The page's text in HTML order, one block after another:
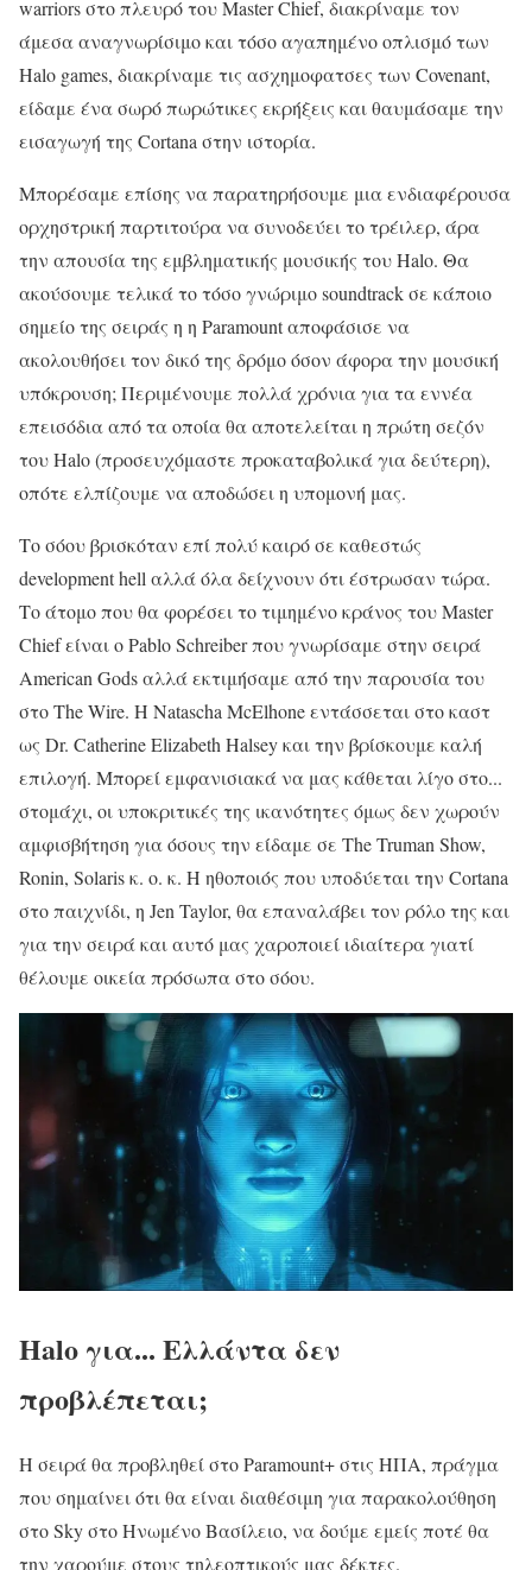
warriors στο πλευρό του Master Chief, διακρίναμε τον
άμεσα αναγνωρίσιμο και τόσο αγαπημένο οπλισμό των
Halo games, διακρίναμε τις ασχημοφατσες των Covenant,
είδαμε ένα σωρό πωρώτικες εκρήξεις και θαυμάσαμε την
εισαγωγή της Cortana στην ιστορία.
Μπορέσαμε επίσης να παρατηρήσουμε μια ενδιαφέρουσα
ορχηστρική παρτιτούρα να συνοδεύει το τρέιλερ, άρα
την απουσία της εμβληματικής μουσικής του Halo. Θα
ακούσουμε τελικά το τόσο γνώριμο soundtrack σε κάποιο
σημείο της σειράς η η Paramount αποφάσισε να
ακολουθήσει τον δικό της δρόμο όσον άφορα την μουσική
υπόκρουση; Περιμένουμε πολλά χρόνια για τα εννέα
επεισόδια από τα οποία θα αποτελείται η πρώτη σεζόν
του Halo (προσευχόμαστε προκαταβολικά για δεύτερη),
οπότε ελπίζουμε να αποδώσει η υπομονή μας.
Το σόου βρισκόταν επί πολύ καιρό σε καθεστώς
development hell αλλά όλα δείχνουν ότι έστρωσαν τώρα.
Το άτομο που θα φορέσει το τιμημένο κράνος του Master
Chief είναι ο Pablo Schreiber που γνωρίσαμε στην σειρά
American Gods αλλά εκτιμήσαμε από την παρουσία του
στο The Wire. Η Natascha McElhone εντάσσεται στο καστ
ως Dr. Catherine Elizabeth Halsey και την βρίσκουμε καλή
επιλογή. Μπορεί εμφανισιακά να μας κάθεται λίγο στο...
στομάχι, οι υποκριτικές της ικανότητες όμως δεν χωρούν
αμφισβήτηση για όσους την είδαμε σε The Truman Show,
Ronin, Solaris κ. ο. κ. Η ηθοποιός που υποδύεται την Cortana
στο παιχνίδι, η Jen Taylor, θα επαναλάβει τον ρόλο της και
για την σειρά και αυτό μας χαροποιεί ιδιαίτερα γιατί
θέλουμε οικεία πρόσωπα στο σόου.
Halo για... Ελλάντα δεν
προβλέπεται;
Η σειρά θα προβληθεί στο Paramount+ στις ΗΠΑ, πράγμα
που σημαίνει ότι θα είναι διαθέσιμη για παρακολούθηση
στο Sky στο Ηνωμένο Βασίλειο, να δούμε εμείς ποτέ θα
την χαρούμε στους τηλεοπτικούς μας δέκτες.